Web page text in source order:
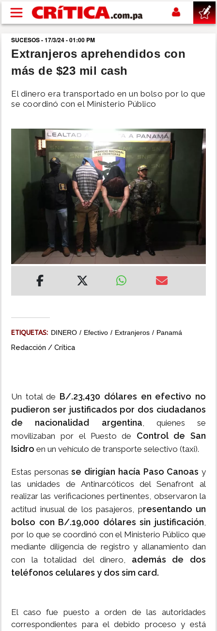
Pasar al contenido principal
buscar
SUCESOS
NACIONAL
DEPORTES
MULTIMEDIA
SUCESOS - 17/3/24 - 01:00 PM
Extranjeros aprehendidos con
más de $23 mil cash
El dinero era transportado en un bolso por lo que
se coordinó con el Ministerio Público
ETIQUETAS: DINERO Efectivo Extranjeros Panamá
Redacción / Crítica
Un total de B/.23,430 dólares en efectivo no
pudieron ser justificados por dos ciudadanos
de nacionalidad argentina, quienes se
movilizaban por el Puesto de Control de San
Isidro en un vehículo de transporte selectivo (taxi).
Estas personasse dirigían hacía Paso Canoasy
las unidades de Antinarcóticos del Senafront al
realizar las verificaciones pertinentes, observaron la
actitud inusual de los pasajeros, presentando un
bolso con B/.19,000 dólares sin justificación,
por lo que se coordinó con el Ministerio Público que
mediante diligencia de registro y allanamiento dan
con la totalidad del dinero, además de dos
teléfonos celulares y dos sim card.
El caso fue puesto a orden de las autoridades
correspondientes para el debido proceso y está